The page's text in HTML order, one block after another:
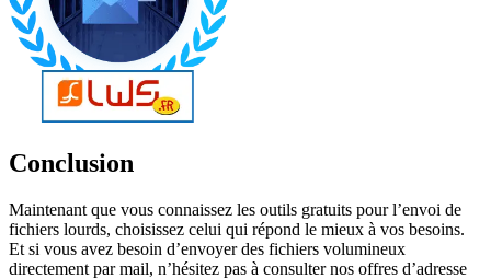
Conclusion
Maintenant que vous connaissez les outils gratuits pour l’envoi de
fichiers lourds, choisissez celui qui répond le mieux à vos besoins.
Et si vous avez besoin d’envoyer des fichiers volumineux
directement par mail, n’hésitez pas à consulter nos offres d’adresse